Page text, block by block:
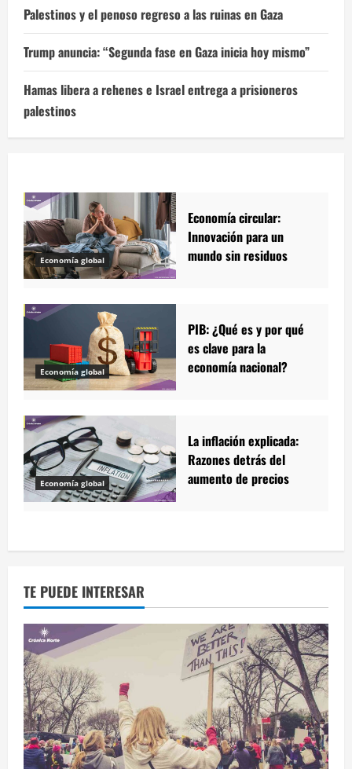
Palestinos y el penoso regreso a las ruinas en Gaza
Trump anuncia: “Segunda fase en Gaza inicia hoy mismo”
Hamas libera a rehenes e Israel entrega a prisioneros
palestinos
Economía global
Economía circular:
Innovación para un
mundo sin residuos
Economía global
PIB: ¿Qué es y por qué
es clave para la
economía nacional?
Economía global
La inflación explicada:
Razones detrás del
aumento de precios
TE PUEDE INTERESAR